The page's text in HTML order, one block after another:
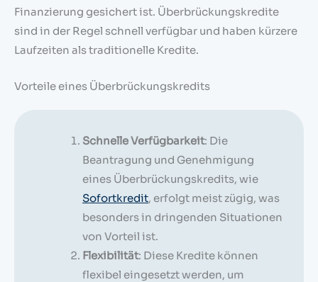
Finanzierung gesichert ist. Überbrückungskredite
sind in der Regel schnell verfügbar und haben kürzere
Laufzeiten als traditionelle Kredite.
Vorteile eines Überbrückungskredits
Schnelle Verfügbarkeit: Die
Beantragung und Genehmigung
eines Überbrückungskredits, wie
Sofortkredit, erfolgt meist zügig, was
besonders in dringenden Situationen
von Vorteil ist.
Flexibilität: Diese Kredite können
flexibel eingesetzt werden, um